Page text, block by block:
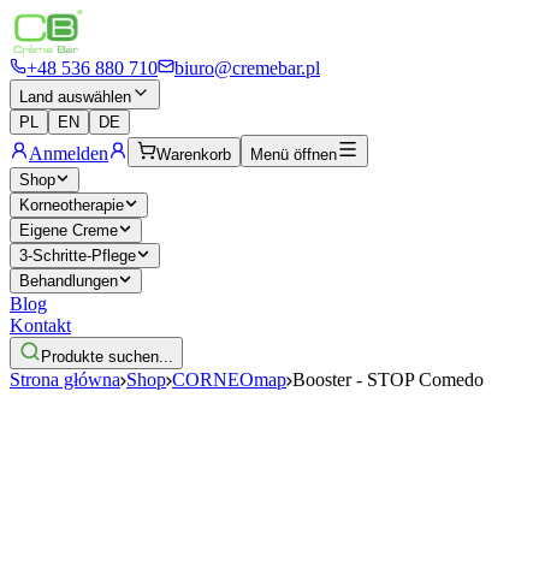
+48 536 880 710 biuro@cremebar.pl
Land auswählen
PL
EN DE
Anmelden Warenkorb
Menü öffnen
Shop
Korneotherapie
Eigene Creme
3-Schritte-Pflege
Behandlungen
Blog
Kontakt
Produkte suchen...
Strona główna Shop CORNEOmap Booster - STOP Comedo